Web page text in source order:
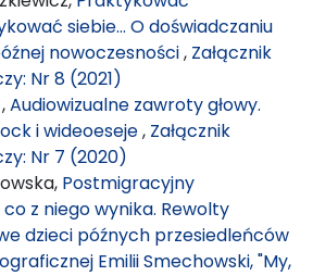
siebie… O doświadczaniu
nowoczesności, Załącznik
Nr 8 (2021)
Audiowizualne zawroty głowy.
i wideoeseje, Załącznik
Nr 7 (2020)
Postmigracyjny
z niego wynika. Rewolty
dzieci późnych przesiedleńców
Emilii Smechowski, "My,